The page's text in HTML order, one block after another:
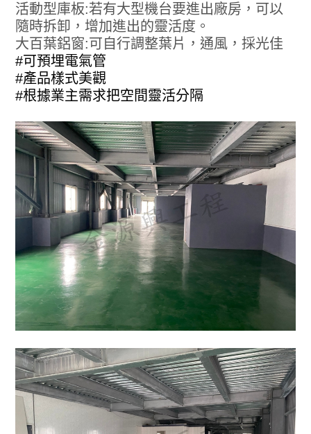
活動型庫板:若有大型機台要進出廠房，可以
隨時拆卸，增加進出的靈活度。
大百葉鋁窗:可自行調整葉片，通風，採光佳
#可預埋電氣管
#產品樣式美觀
#根據業主需求把空間靈活分隔